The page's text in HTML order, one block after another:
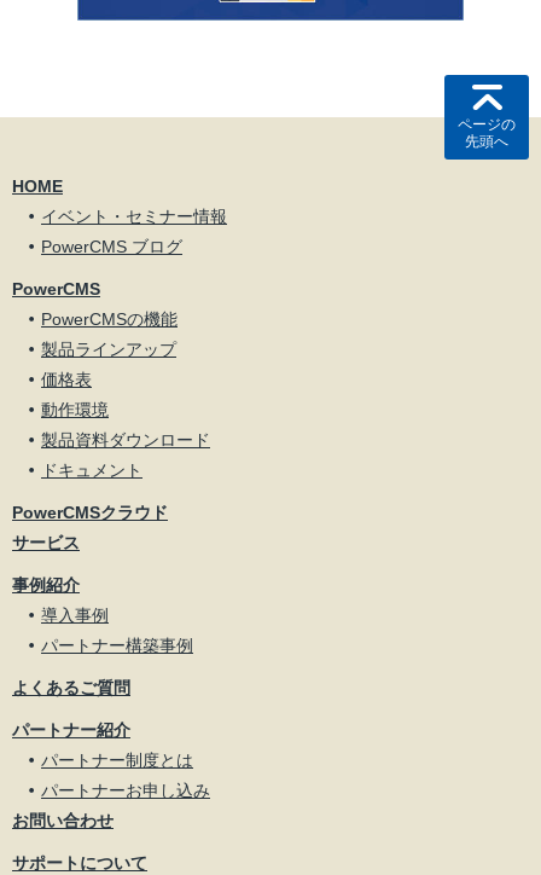
ページの
先頭へ
HOME
イベント・セミナー情報
PowerCMS ブログ
PowerCMS
PowerCMSの機能
製品ラインアップ
価格表
動作環境
製品資料ダウンロード
ドキュメント
PowerCMSクラウド
サービス
事例紹介
導入事例
パートナー構築事例
よくあるご質問
パートナー紹介
パートナー制度とは
パートナーお申し込み
お問い合わせ
サポートについて